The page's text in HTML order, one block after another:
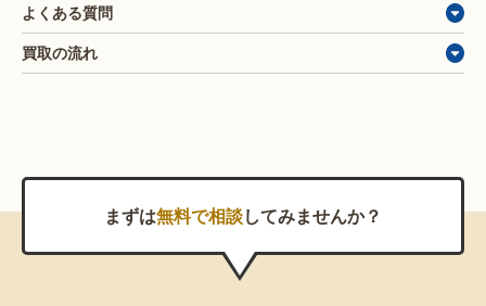
よくある質問
買取の流れ
まずは無料で相談してみませんか？